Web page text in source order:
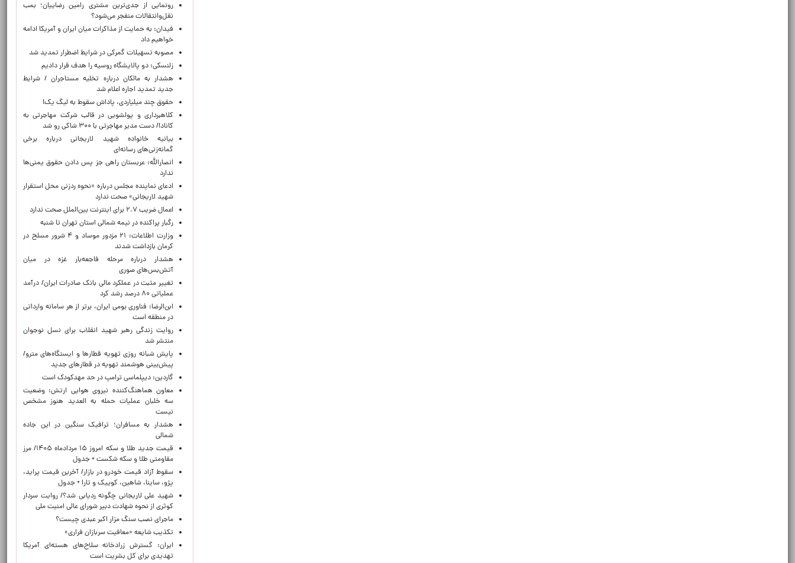
رونمایی از جدی‌ترین مشتری رامین رضاییان؛ بمب
نقل‌وانتقالات منفجر می‌شود؟
فیدان: به حمایت از مذاکرات میان ایران و آمریکا ادامه
خواهیم داد
مصوبه تسهیلات گمرکی در شرایط اضطرار تمدید شد
زلنسکی: دو پالایشگاه روسیه را هدف قرار دادیم
هشدار به مالکان درباره تخلیه مستاجران / شرایط
جدید تمدید اجاره اعلام شد
حقوق چند میلیاردی، پاداش سقوط به لیگ یک!
کلاهبرداری و پولشویی در قالب شرکت مهاجرتی به
کانادا/ دست مدیر مهاجرتی با ۳۰۰ شاکی رو شد
بیانیه خانواده شهید لاریجانی درباره برخی
گمانه‌زنی‌های رسانه‌ای
انصارالله: عربستان راهی جز پس دادن حقوق یمنی‌ها
ندارد
ادعای نماینده مجلس درباره «نحوه ردزنی محل استقرار
شهید لاریجانی» صحت ندارد
اعمال ضریب ۲.۷ برای اینترنت بین‌الملل صحت ندارد
رگبار پراکنده در نیمه شمالی استان تهران تا شنبه
وزارت اطلاعات: ۲۱ مزدور موساد و ۴ شرور مسلح در
کرمان بازداشت شدند
هشدار درباره مرحله فاجعه‌بار غزه در میان
آتش‌بس‌های صوری
تغییر مثبت در عملکرد مالی بانک صادرات ایران/ درآمد
عملیاتی ۸۰ درصد رشد کرد
ابن‌الرضا: فناوری بومی ایران، برتر از هر سامانه وارداتی
در منطقه است
روایت زندگی رهبر شهید انقلاب برای نسل نوجوان
منتشر شد
پایش شبانه روزی تهویه قطارها و ایستگاه‌های مترو/
پیش‌بینی هوشمند تهویه در قطارهای جدید
گاردین: دیپلماسی ترامپ در حد مهدکودک است
معاون هماهنگ‌کننده نیروی هوایی ارتش: وضعیت
سه خلبان عملیات حمله به العدید هنوز مشخص
نیست
هشدار به مسافران؛ ترافیک سنگین در این جاده
شمالی
قیمت جدید طلا و سکه امروز ۱۵ مردادماه ۱۴۰۵/ مرز
مقاومتی طلا و سکه شکست + جدول
سقوط آزاد قیمت خودرو در بازار/ آخرین قیمت پراید،
پژو، ساینا، شاهین، کوییک و تارا + جدول
شهید علی لاریجانی چگونه ردیابی شد؟/ روایت سردار
کوثری از نحوه شهادت دبیر شورای عالی امنیت ملی
ماجرای نصب سنگ مزار اکبر عبدی چیست؟
تکذیب شایعه «معافیت سربازان فراری»
ایران: گسترش زرادخانه سلاح‌های هسته‌ای آمریکا
تهدیدی برای کل بشریت است